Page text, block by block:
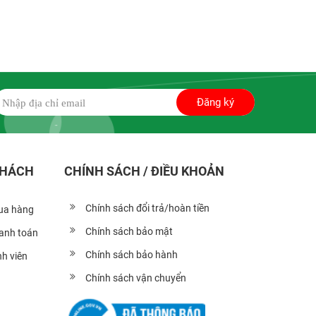
Đăng ký
hàng
toán
viên
CHÍNH SÁCH / ĐIỀU KHOẢN
Chính sách đổi trả/hoàn tiền
Chính sách bảo mật
Chính sách bảo hành
Chính sách vận chuyển